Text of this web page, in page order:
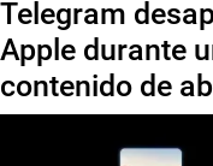
Telegram
Apple durante
contenido de